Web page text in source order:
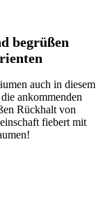
begrüßen
auch in diesem
ankommenden
Rückhalt von
fiebert mit